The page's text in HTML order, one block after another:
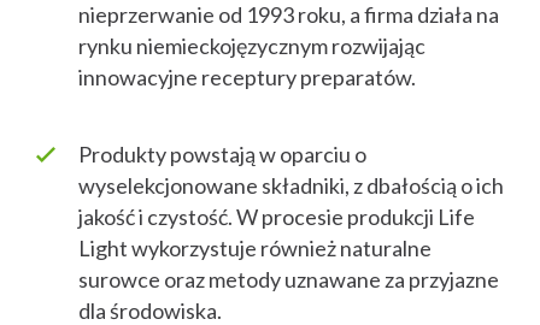
nieprzerwanie od 1993 roku, a firma działa na
rynku niemieckojęzycznym rozwijając
innowacyjne receptury preparatów.
Produkty powstają w oparciu o
wyselekcjonowane składniki, z dbałością o ich
jakość i czystość. W procesie produkcji Life
Light wykorzystuje również naturalne
surowce oraz metody uznawane za przyjazne
dla środowiska.